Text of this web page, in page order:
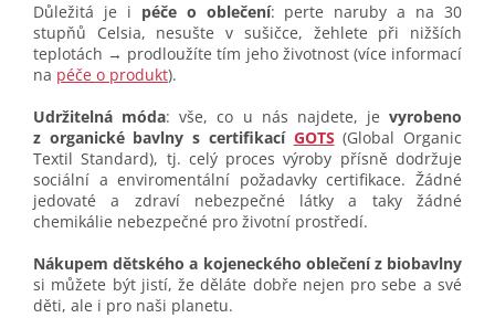
Důležitá je i péče o oblečení: perte naruby a na 30
stupňů Celsia, nesušte v sušičce, žehlete při nižších
teplotách → prodloužíte tím jeho životnost (více informací
na péče o produkt).
Udržitelná móda: vše, co u nás najdete, je vyrobeno
z organické bavlny s certifikací GOTS (Global Organic
Textil Standard), tj. celý proces výroby přísně dodržuje
sociální a enviromentální požadavky certifikace. Žádné
jedovaté a zdraví nebezpečné látky a taky žádné
chemikálie nebezpečné pro životní prostředí.
Nákupem dětského a kojeneckého oblečení z biobavlny
si můžete být jistí, že děláte dobře nejen pro sebe a své
děti, ale i pro naši planetu.